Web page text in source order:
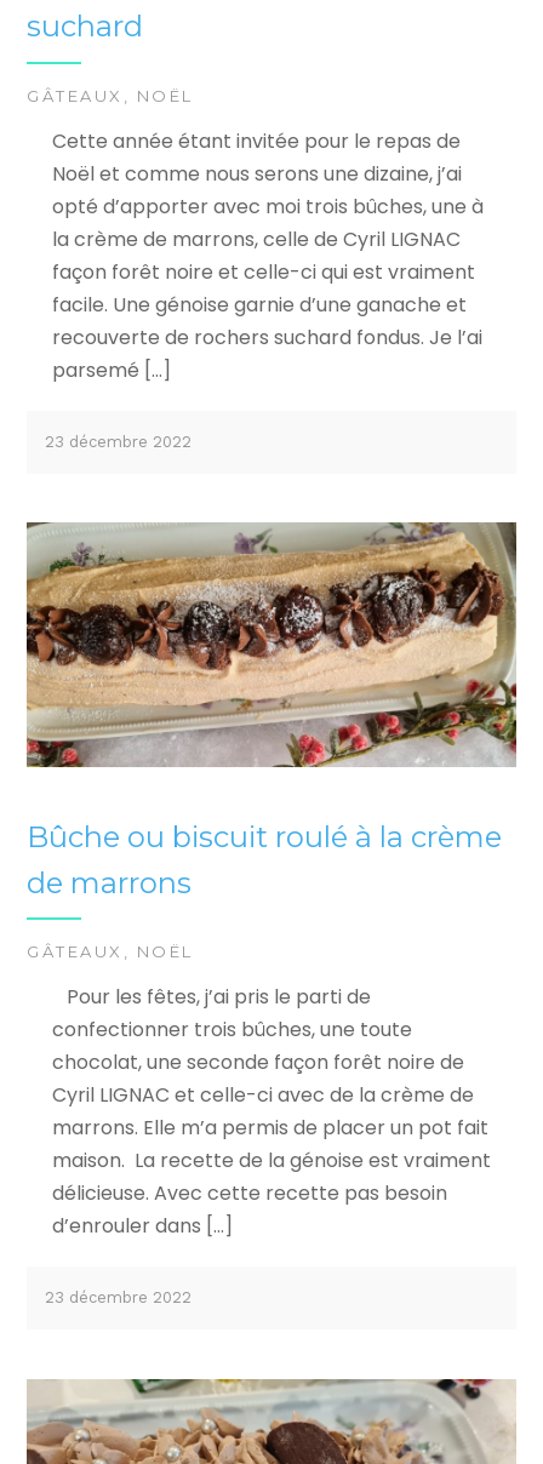
suchard
GÂTEAUX NOËL
Cette année étant invitée pour le repas de
Noël et comme nous serons une dizaine, j’ai
opté d’apporter avec moi trois bûches, une à
la crème de marrons, celle de Cyril LIGNAC
façon forêt noire et celle-ci qui est vraiment
facile. Une génoise garnie d’une ganache et
recouverte de rochers suchard fondus. Je l’ai
parsemé […]
23 décembre 2022
Bûche ou biscuit roulé à la crème
de marrons
GÂTEAUX , NOËL
Pour les fêtes, j’ai pris le parti de
confectionner trois bûches, une toute
chocolat, une seconde façon forêt noire de
Cyril LIGNAC et celle-ci avec de la crème de
marrons. Elle m’a permis de placer un pot fait
maison. La recette de la génoise est vraiment
délicieuse. Avec cette recette pas besoin
d’enrouler dans […]
23 décembre 2022